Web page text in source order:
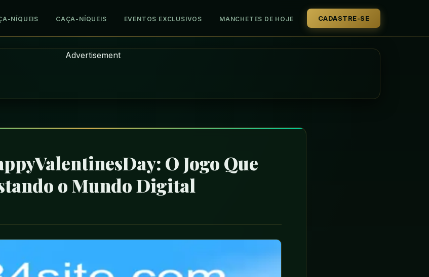
NÍQUEIS CAÇA-NÍQUEIS EVENTOS EXCLUSIVOS MANCHETES DE HOJE CADASTRE-SE
O Jogo Que
o Mundo Digital